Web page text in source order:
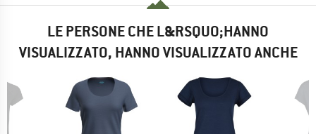
LE PERSONE CHE L&RSQUO;HANNO
VISUALIZZATO, HANNO VISUALIZZATO ANCHE